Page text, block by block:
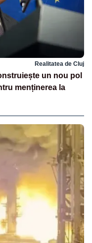
Realitatea de Cluj
un nou pol
menținerea la